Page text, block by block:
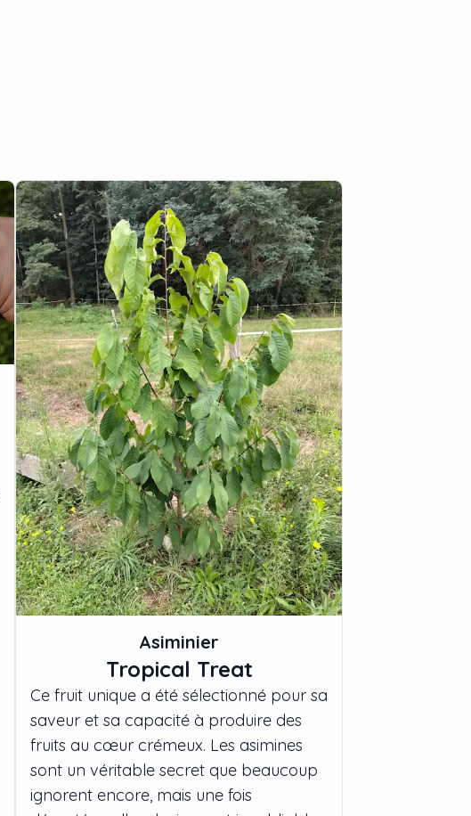
Asiminier
Tropical Treat
Ce fruit unique a été sélectionné pour sa
saveur et sa capacité à produire des
fruits au cœur crémeux. Les asimines
sont un véritable secret que beaucoup
ignorent encore, mais une fois